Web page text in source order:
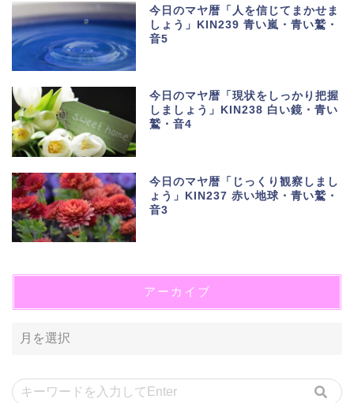
今日のマヤ暦「人を信じてまかせま
しょう」KIN239 青い嵐・青い鷲・
音5
今日のマヤ暦「現状をしっかり把握
しましょう」KIN238 白い鏡・青い
鷲・音4
今日のマヤ暦「じっくり観察しまし
ょう」KIN237 赤い地球・青い鷲・
音3
アーカイブ